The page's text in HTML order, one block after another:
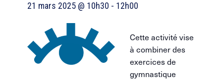
21 mars 2025 @ 10h30 - 12h00
Cette activité vise
à combiner des
exercices de
gymnastique